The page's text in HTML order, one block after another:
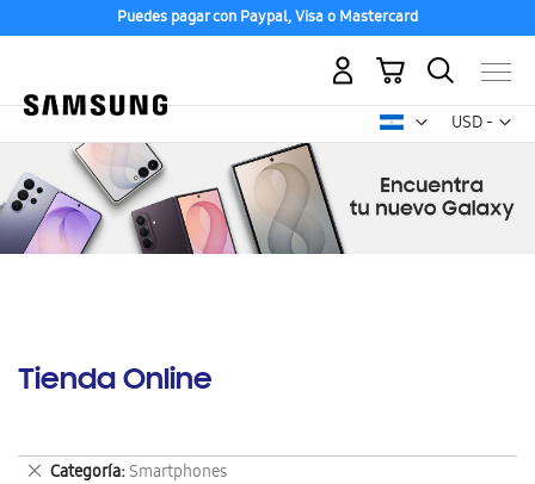
Puedes pagar con Paypal, Visa o Mastercard
USD -
dólar
Mi carrito
Tienda Online
Categoría Smartphones
Eliminar